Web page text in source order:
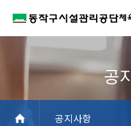
공지사항